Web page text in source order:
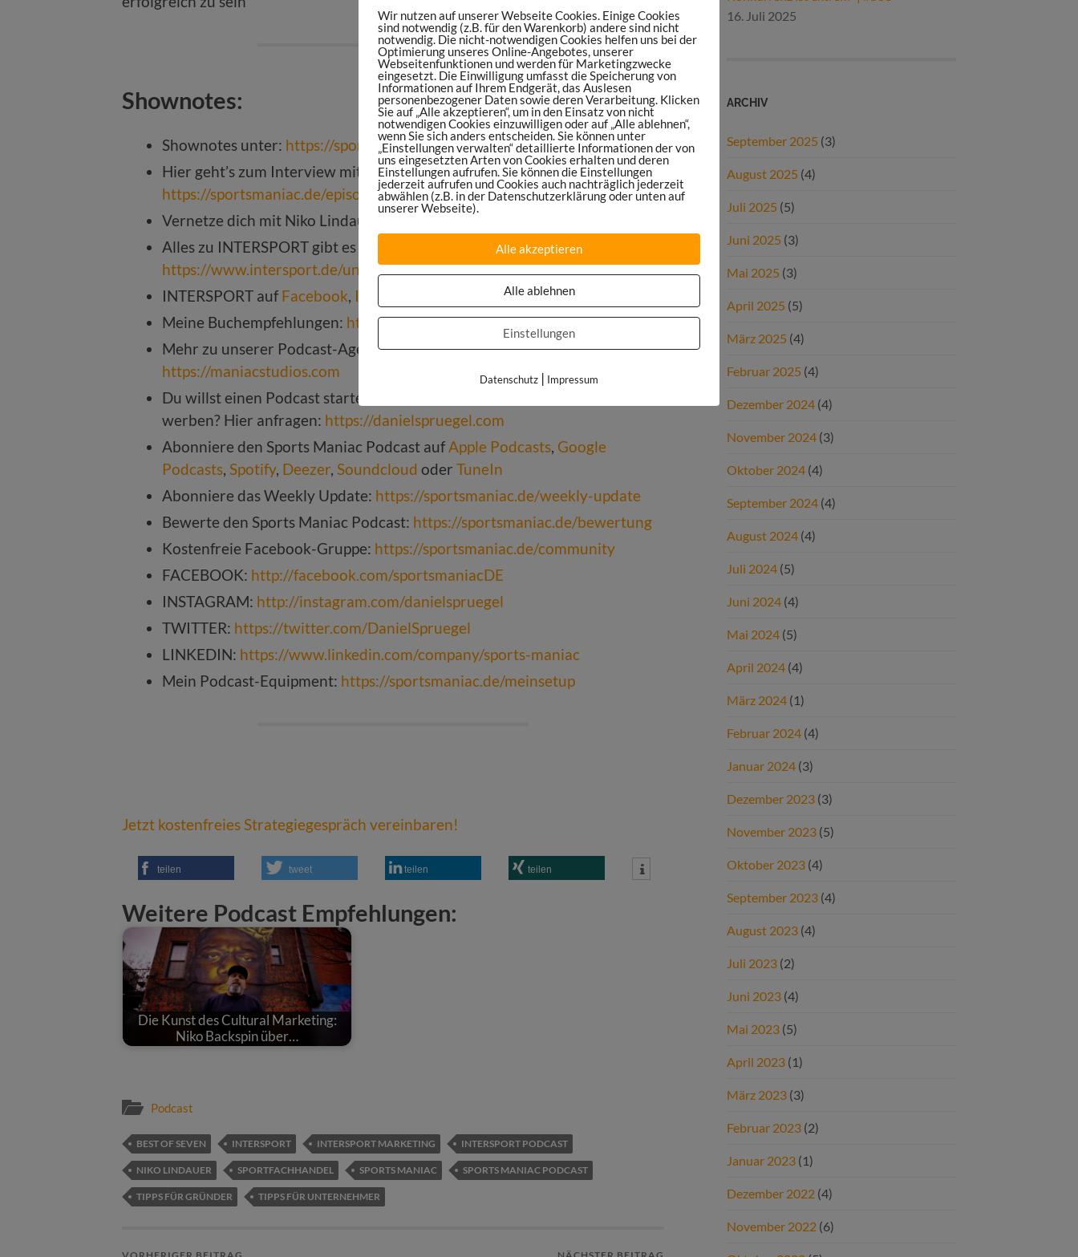
Shownotes:
Shownotes unter: https://sportsmaniac.de/episode258
Hier geht’s zum Interview mit Niko Lindauer von INTERSPORT:
https://sportsmaniac.de/episode257
Vernetze dich mit Niko Lindauer auf
Alles zu INTERSPORT gibt es auf der Homepage:
https://www.intersport.de/unternehmen/
INTERSPORT auf Facebook, Instagram YouTubeund
Meine Buchempfehlungen: https://sportsmaniac.de/books
Mehr zu unserer Podcast-Agentur Maniac Studios:
https://maniacstudios.com
Du willst einen Podcast starten oder als Partner im Sports Maniac Podcast
werben? Hier anfragen: https://danielspruegel.com
Abonniere den Sports Maniac Podcast aufApple Podcasts, Google
Podcasts, Spotify, Deezer, Soundcloud oder TuneIn
Abonniere das Weekly Update: https://sportsmaniac.de/weekly-update
Bewerte den Sports Maniac Podcast: https://sportsmaniac.de/bewertung
Kostenfreie Facebook-Gruppe: https://sportsmaniac.de/community
FACEBOOK: http://facebook.com/sportsmaniacDE
INSTAGRAM: http://instagram.com/danielspruegel
TWITTER: https://twitter.com/DanielSpruegel
LINKEDIN: https://www.linkedin.com/company/sports-maniac
Mein Podcast-Equipment: https://sportsmaniac.de/meinsetup
Jetzt kostenfreies Strategiegespräch vereinbaren!
teilen tweet teilen teilen
Weitere Podcast Empfehlungen:
Die Kunst des Cultural Marketing:
Niko Backspin über…
Podcast
BEST OF SEVEN INTERSPORT INTERSPORT MARKETING INTERSPORT PODCAST
NIKO LINDAUER SPORTFACHHANDEL SPORTS MANIAC SPORTS MANIAC PODCAST
TIPPS FÜR GRÜNDER TIPPS FÜR UNTERNEHMER
16. Juli 2025
ARCHIV
September 2025 (3)
August 2025 (4)
Juli 2025 (5)
Juni 2025 (3)
Mai 2025 (3)
April 2025 (5)
März 2025 (4)
Februar 2025 (4)
Dezember 2024 (4)
November 2024 (3)
Oktober 2024 (4)
September 2024 (4)
August 2024 (4)
Juli 2024 (5)
Juni 2024 (4)
Mai 2024 (5)
April 2024 (4)
März 2024 (1)
Februar 2024 (4)
Januar 2024 (3)
Dezember 2023 (3)
November 2023 (5)
Oktober 2023 (4)
September 2023 (4)
August 2023 (4)
Juli 2023 (2)
Juni 2023 (4)
Mai 2023 (5)
April 2023 (1)
März 2023 (3)
Februar 2023 (2)
Januar 2023 (1)
Dezember 2022 (4)
November 2022 (6)
Wir nutzen auf unserer Webseite Cookies. Einige Cookies
sind notwendig (z.B. für den Warenkorb) andere sind nicht
notwendig. Die nicht-notwendigen Cookies helfen uns bei der
Optimierung unseres Online-Angebotes, unserer
Webseitenfunktionen und werden für Marketingzwecke
eingesetzt. Die Einwilligung umfasst die Speicherung von
Informationen auf Ihrem Endgerät, das Auslesen
personenbezogener Daten sowie deren Verarbeitung. Klicken
Sie auf „Alle akzeptieren“, um in den Einsatz von nicht
notwendigen Cookies einzuwilligen oder auf „Alle ablehnen“,
wenn Sie sich anders entscheiden. Sie können unter
„Einstellungen verwalten“ detaillierte Informationen der von
uns eingesetzten Arten von Cookies erhalten und deren
Einstellungen aufrufen. Sie können die Einstellungen
jederzeit aufrufen und Cookies auch nachträglich jederzeit
abwählen (z.B. in der Datenschutzerklärung oder unten auf
unserer Webseite).
Alle akzeptieren
Alle ablehnen
Einstellungen
Datenschutz | Impressum